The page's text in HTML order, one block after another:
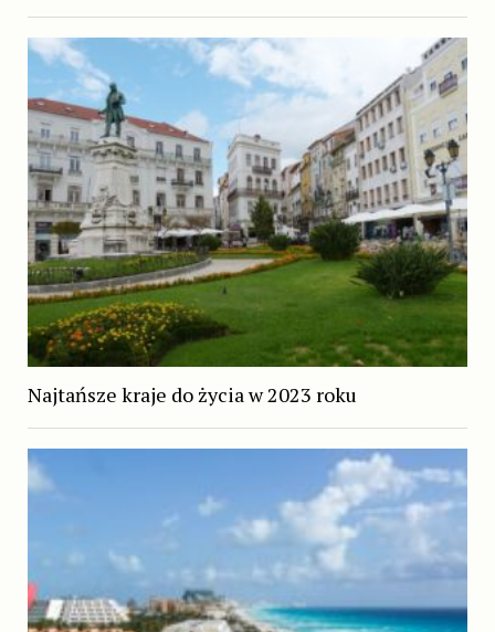
Najtańsze kraje do życia w 2023 roku